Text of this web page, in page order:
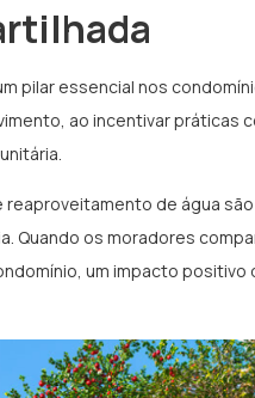
pilar essencial nos
ao incentivar práticas
de água
Quando os moradores
um impacto positivo